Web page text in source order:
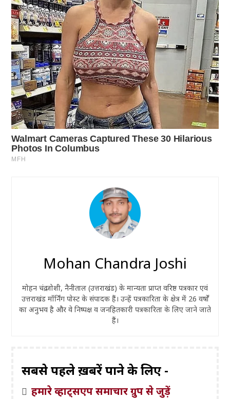
Mohan Chandra Joshi
मोहन चंद्र जोशी, नैनीताल (उत्तराखंड) के मान्यता प्राप्त वरिष्ठ पत्रकार एवं
उत्तराखंड मॉर्निंग पोस्ट के संपादक हैं। उन्हें पत्रकारिता के क्षेत्र में 26 वर्षों
का अनुभव है और वे निष्पक्ष व जनहितकारी पत्रकारिता के लिए जाने जाते
हैं।
सबसे पहले ख़बरें पाने के लिए -
हमारे व्हाट्सएप समाचार ग्रुप से जुड़ें